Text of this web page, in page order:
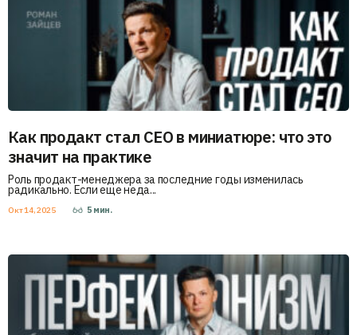
Как продакт стал СЕО в миниатюре: что это
значит на практике
Роль продакт-менеджера за последние годы изменилась
радикально. Если еще неда...
Окт 14, 2025 5 мин.